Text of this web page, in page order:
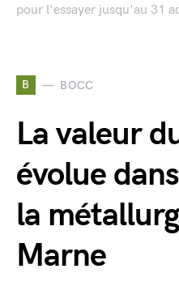
pour l'essayer jusqu'au 31
B BOCC
La valeur
évolue
la
Marne